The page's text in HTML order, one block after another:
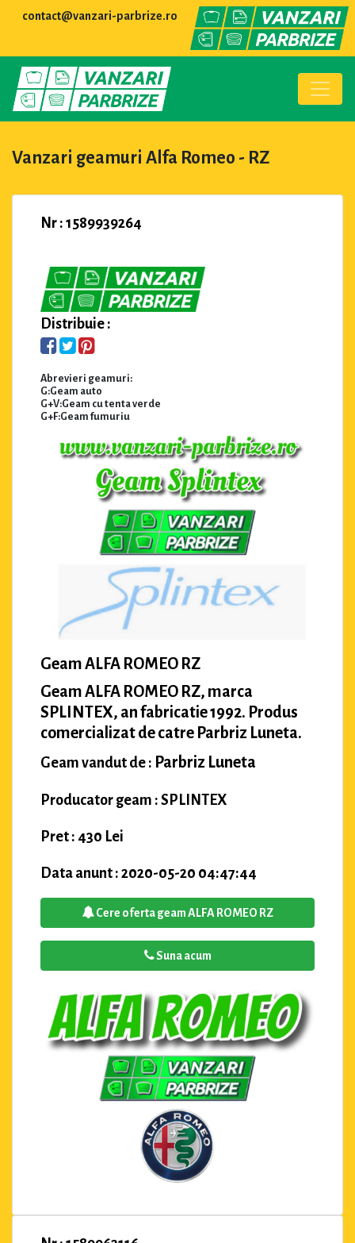
contact@vanzari-parbrize.ro
Vanzari geamuri Alfa Romeo - RZ
Nr : 1589939264
Distribuie :
Abrevieri geamuri:
G:Geam auto
G+V:Geam cu tenta verde
G+F:Geam fumuriu
Geam ALFA ROMEO RZ
Geam ALFA ROMEO RZ, marca
SPLINTEX, an fabricatie 1992. Produs
comercializat de catre Parbriz Luneta.
Geam vandut de : Parbriz Luneta
Producator geam : SPLINTEX
Pret : 430 Lei
Data anunt : 2020-05-20 04:47:44
Cere oferta geam ALFA ROMEO RZ
Suna acum